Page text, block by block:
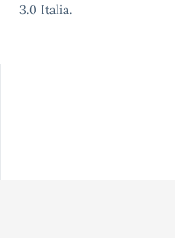
3.0 Italia.